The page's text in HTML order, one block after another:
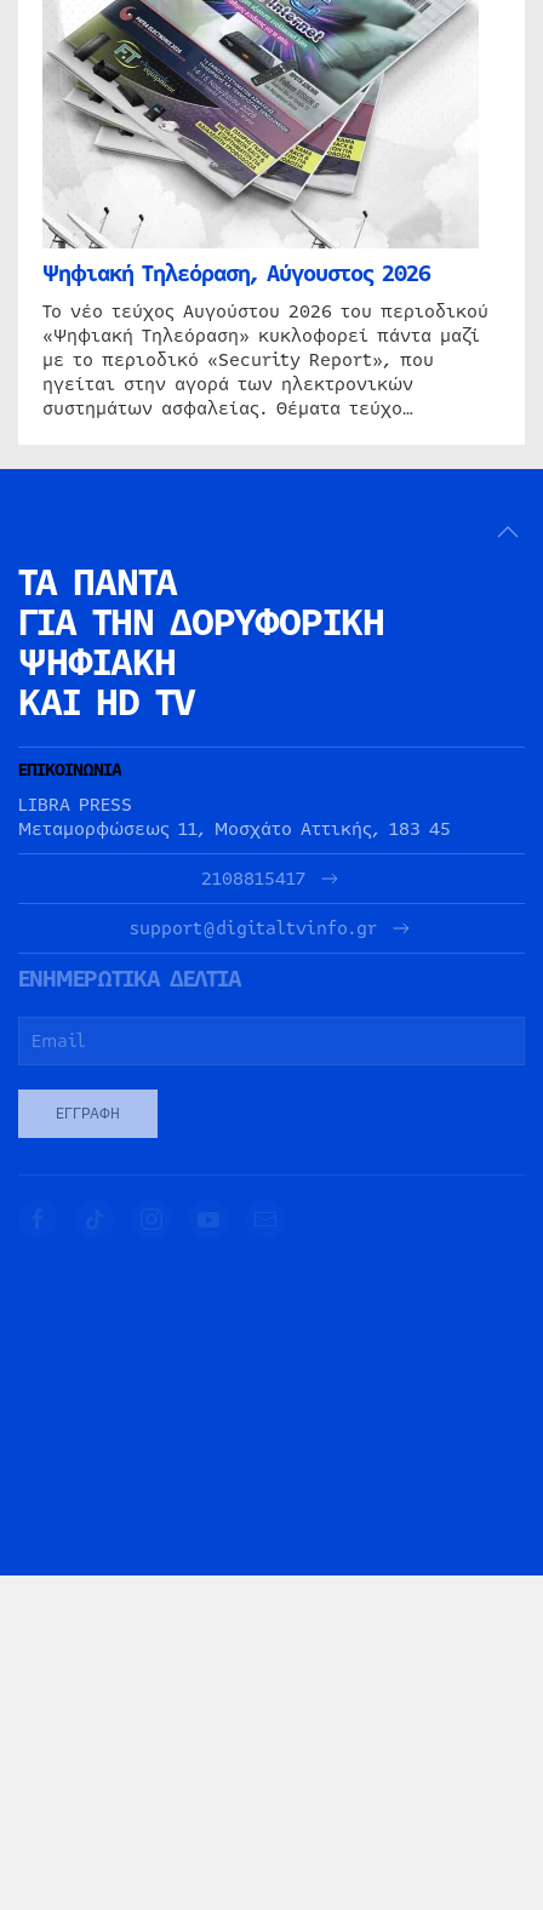
Ψηφιακή Τηλεόραση, Αύγουστος 2026
Το νέο τεύχος Αυγούστου 2026 του περιοδικού
«Ψηφιακή Τηλεόραση» κυκλοφορεί πάντα μαζί
με το περιοδικό «Security Report», που
ηγείται στην αγορά των ηλεκτρονικών
συστημάτων ασφαλείας. Θέματα τεύχο…
ΤΑ ΠΑΝΤΑ
ΓΙΑ ΤΗΝ ΔΟΡΥΦΟΡΙΚΗ
ΨΗΦΙΑΚΗ
ΚΑΙ HD TV
ΕΠΙΚΟΙΝΩΝΙΑ
LIBRA PRESS
Μεταμορφώσεως 11, Μοσχάτο Αττικής, 183 45
2108815417
support@digitaltvinfo.gr
ΕΝΗΜΕΡΩΤΙΚΑ ΔΕΛΤΙΑ
ΕΓΓΡΑΦΉ